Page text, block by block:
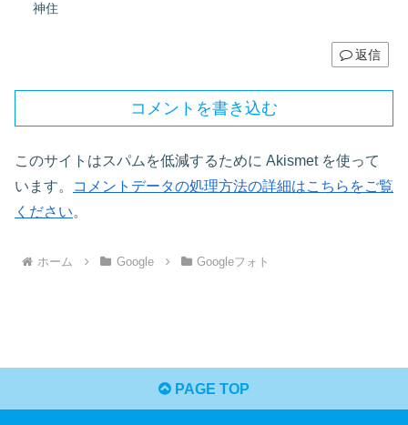
神住
返信
コメントを書き込む
このサイトはスパムを低減するために Akismet を使って
います。
コメントデータの処理方法の詳細はこちらをご覧
ください。
ホーム Google Googleフォト
PAGE TOP